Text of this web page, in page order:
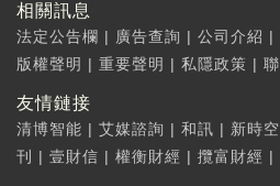
相關訊息
法定公告欄 | 廣告查詢 | 公司介紹 |
版權聲明 | 重要聲明 | 私隱政策 |
友情鏈接
清博智能 | 艾媒諮詢 | 和訊 | 新時空
刊
| 壹財信 | 權衡財經 | 攬富財經 |